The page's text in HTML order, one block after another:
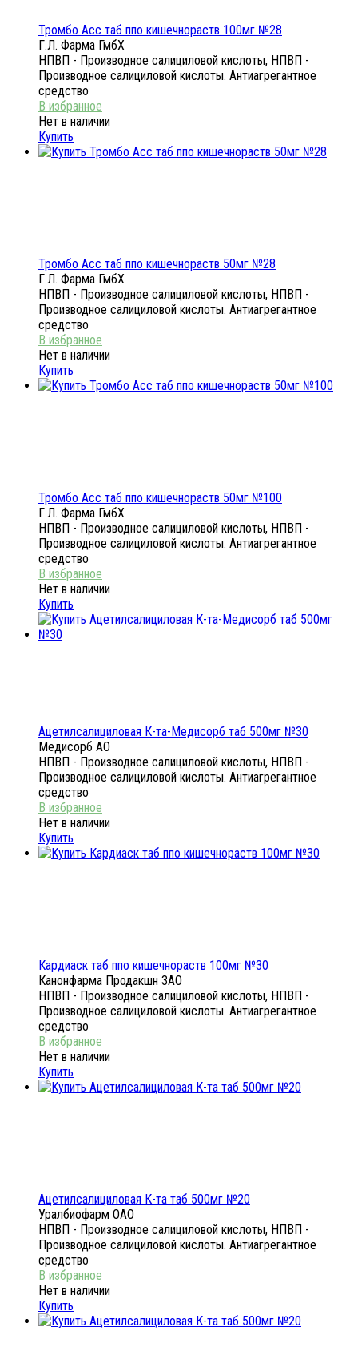
Тромбо Асс таб ппо кишечнораств 100мг №28
Г.Л. Фарма ГмбХ
НПВП - Производное салициловой кислоты, НПВП -
Производное салициловой кислоты. Антиагрегантное
средство
Нет в наличии
Купить
Тромбо Асс таб ппо кишечнораств 50мг №28
Г.Л. Фарма ГмбХ
НПВП - Производное салициловой кислоты, НПВП -
Производное салициловой кислоты. Антиагрегантное
средство
Нет в наличии
Купить
Тромбо Асс таб ппо кишечнораств 50мг №100
Г.Л. Фарма ГмбХ
НПВП - Производное салициловой кислоты, НПВП -
Производное салициловой кислоты. Антиагрегантное
средство
Нет в наличии
Купить
Ацетилсалициловая К-та-Медисорб таб 500мг №30
Медисорб АО
НПВП - Производное салициловой кислоты, НПВП -
Производное салициловой кислоты. Антиагрегантное
средство
Нет в наличии
Купить
Кардиаск таб ппо кишечнораств 100мг №30
Канонфарма Продакшн ЗАО
НПВП - Производное салициловой кислоты, НПВП -
Производное салициловой кислоты. Антиагрегантное
средство
Нет в наличии
Купить
Ацетилсалициловая К-та таб 500мг №20
Уралбиофарм ОАО
НПВП - Производное салициловой кислоты, НПВП -
Производное салициловой кислоты. Антиагрегантное
средство
Нет в наличии
Купить